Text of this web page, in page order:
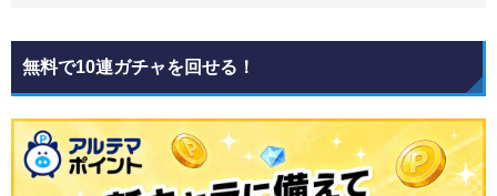
無料で10連ガチャを回せる！